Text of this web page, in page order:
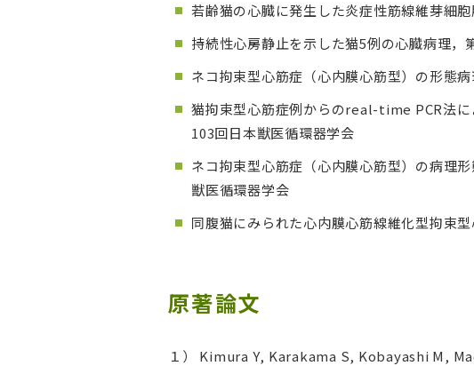
若齢猫の心臓に発生した炎症性筋線維芽細
持続性心房静止を示した猫5例の心臓病理，
ネコ拘束型心筋症（心内膜心筋型）の形態
猫拘束型心筋症例からのreal-time PCR法
103回日本獣医循環器学会
ネコ拘束型心筋症（心内膜心筋型）の病理
獣医循環器学会
同腹猫にみられた心内膜心筋線維化型拘束
原著論文
１） Kimura Y, Karakama S, Kobayashi M,